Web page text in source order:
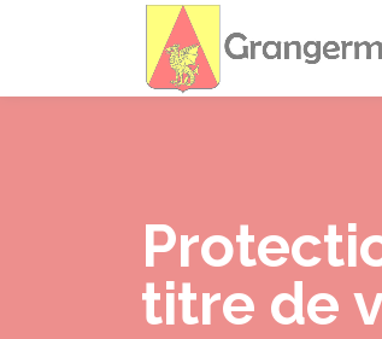
titre de